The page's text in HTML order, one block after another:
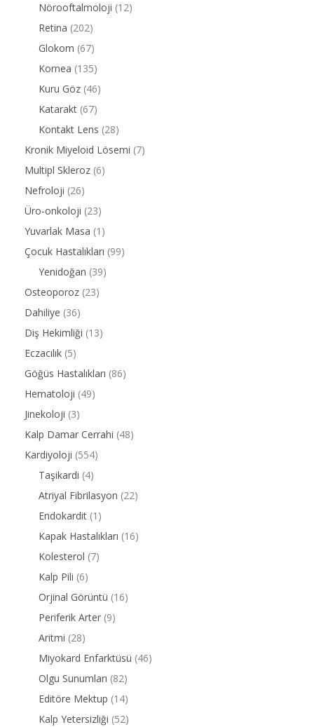
Nörooftalmoloji (12)
Retina (202)
Glokom (67)
Kornea (135)
Kuru Göz (46)
Katarakt (67)
Kontakt Lens (28)
Kronik Miyeloid Lösemi (7)
Multipl Skleroz (6)
Nefroloji (26)
Üro-onkoloji (23)
Yuvarlak Masa (1)
Çocuk Hastalıkları (99)
Yenidoğan (39)
Osteoporoz (23)
Dahiliye (36)
Diş Hekimliği (13)
Eczacılık (5)
Göğüs Hastalıkları (86)
Hematoloji (49)
Jinekoloji (3)
Kalp Damar Cerrahi (48)
Kardiyoloji (554)
Taşikardi (4)
Atriyal Fibrilasyon (22)
Endokardit (1)
Kapak Hastalıkları (16)
Kolesterol (7)
Kalp Pili (6)
Orjinal Görüntü (16)
Periferik Arter (9)
Aritmi (28)
Miyokard Enfarktüsü (46)
Olgu Sunumları (82)
Editöre Mektup (14)
Kalp Yetersizliği (52)